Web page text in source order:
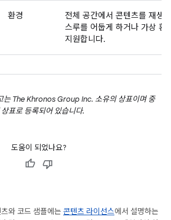
환경
전체 공간에서 콘텐츠를 재생
스루를 어둡게 하거나 가상 환
지원합니다.
는 The Khronos Group Inc. 소유의 상표이며 중
표로 등록되어 있습니다.
도움이 되었나요?
와 코드 샘플에는 콘텐츠 라이선스에서 설명하는